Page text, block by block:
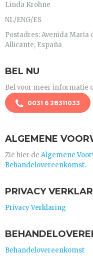
Linda Krohne
NL/ENG/ES
Postadres: Avenida Maria
Allicante, España
BEL NU
Bel voor meer informatie
0031 6 28311033
ALGEMENE
Zie hier de Algemene
Behandelovereenkomst.
PRIVACY
Privacy Verklaring
Behandelovereenkomst